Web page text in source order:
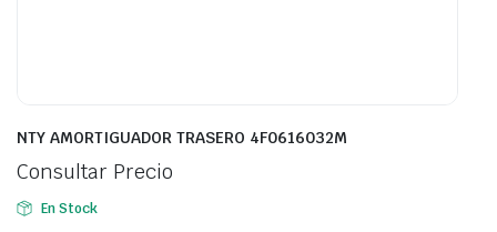
NTY AMORTIGUADOR TRASERO 4F0616032M
Consultar Precio
En Stock